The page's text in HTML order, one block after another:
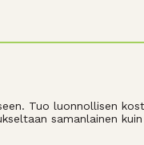
Tuo luonnollisen
samanlainen